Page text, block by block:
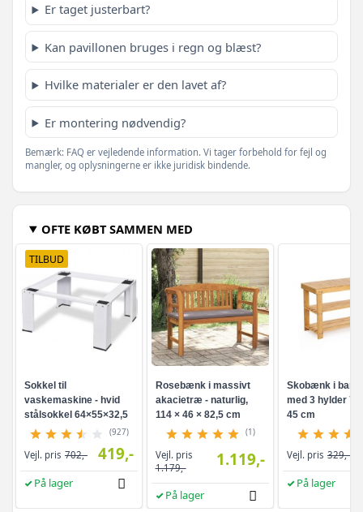
Er taget justerbart?
Kan pavillonen bruges i regn og blæst?
Hvilke materialer er den lavet af?
Er montering nødvendig?
Bemærk: FAQ er vejledende information. Vi tager forbehold for fejl og
mangler, og oplysningerne er ikke juridisk bindende.
OFTE KØBT SAMMEN MED
TILBUD
Sokkel til
vaskemaskine - hvid
stålsokkel 64×55×32,5
cm
(927)
Vejl. pris 702,- 419,-
På lager
Rosebænk i massivt
akacietræ - naturlig,
114 × 46 × 82,5 cm
(1)
Vejl. pris
1.179,-
1.119,-
På lager
Skobænk i
med 3 hylder 70
45 cm
Vejl. pris 329,-
På lager